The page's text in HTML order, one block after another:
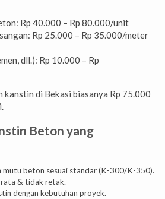
Rp 40.000 – Rp 80.000/unit
Rp 25.000 – Rp 35.000/meter
dll.): Rp 10.000 – Rp
kanstin di Bekasi biasanya Rp 75.000
Beton yang
mutu beton sesuai standar (K-300/K-350).
rata & tidak retak.
dengan kebutuhan proyek.